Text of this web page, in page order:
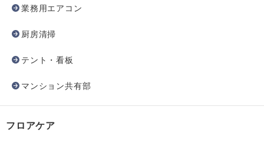
業務用エアコン
厨房清掃
テント・看板
マンション共有部
フロアケア